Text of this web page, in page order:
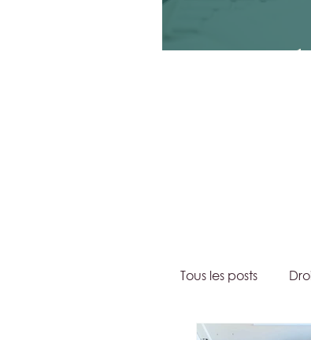
Peut-on
Tous les posts